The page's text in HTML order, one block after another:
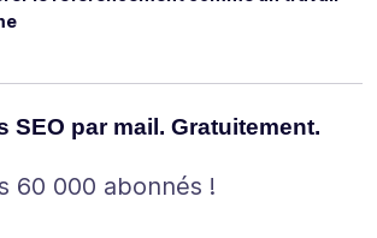
SEO par mail. Gratuitement.
60 000 abonnés !